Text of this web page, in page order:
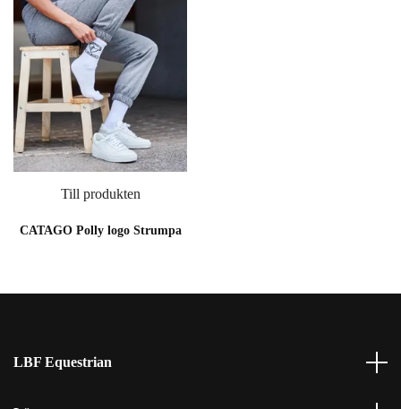
Till produkten
CATAGO Polly logo Strumpa
LBF Equestrian